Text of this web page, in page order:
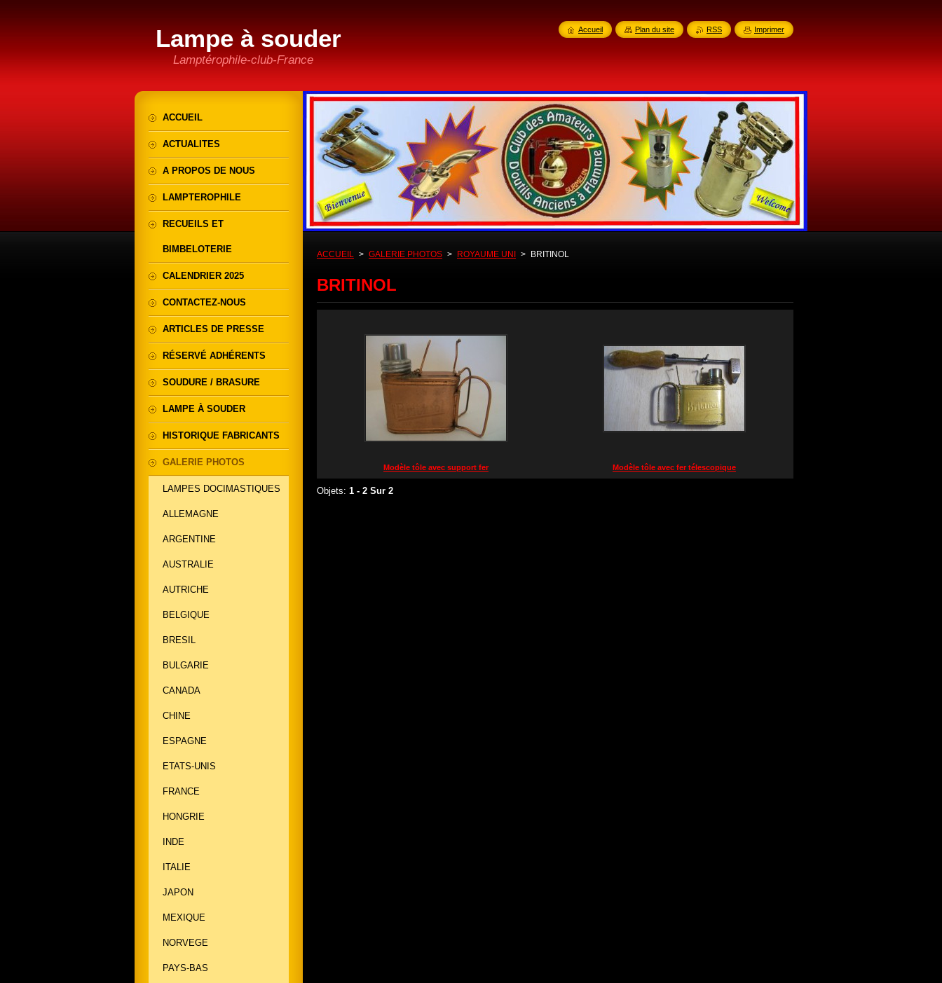
Lampe à souder
Lamptérophile-club-France
ACCUEIL > GALERIE PHOTOS > ROYAUME UNI > BRITINOL
BRITINOL
Modèle tôle avec support fer Modèle tôle avec fer télescopique
Objets: 1 - 2 Sur 2
ACCUEIL
ACTUALITES
A PROPOS DE NOUS
LAMPTEROPHILE
RECUEILS ET
BIMBELOTERIE
CALENDRIER 2025
CONTACTEZ-NOUS
ARTICLES DE PRESSE
RÉSERVÉ ADHÉRENTS
SOUDURE / BRASURE
LAMPE À SOUDER
HISTORIQUE FABRICANTS
GALERIE PHOTOS
LAMPES DOCIMASTIQUES
ALLEMAGNE
ARGENTINE
AUSTRALIE
AUTRICHE
BELGIQUE
BRESIL
BULGARIE
CANADA
CHINE
ESPAGNE
ETATS-UNIS
FRANCE
HONGRIE
INDE
ITALIE
JAPON
MEXIQUE
NORVEGE
PAYS-BAS
Accueil Plan du site RSS Imprimer